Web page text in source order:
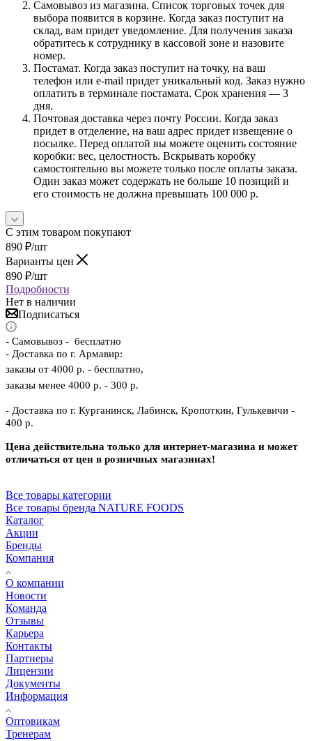
Самовывоз из магазина. Список торговых точек для
выбора появится в корзине. Когда заказ поступит на
склад, вам придет уведомление. Для получения заказа
обратитесь к сотруднику в кассовой зоне и назовите
номер.
Постамат. Когда заказ поступит на точку, на ваш
телефон или e-mail придет уникальный код. Заказ нужно
оплатить в терминале постамата. Срок хранения — 3
дня.
Почтовая доставка через почту России. Когда заказ
придет в отделение, на ваш адрес придет извещение о
посылке. Перед оплатой вы можете оценить состояние
коробки: вес, целостность. Вскрывать коробку
самостоятельно вы можете только после оплаты заказа.
Один заказ может содержать не больше 10 позиций и
его стоимость не должна превышать 100 000 р.
С этим товаром покупают
890 ₽/шт
Варианты цен
890 ₽/шт
Подробности
Нет в наличии
Подписаться
- Самовывоз - бесплатно
- Доставка по г. Армавир:
заказы от 4000 р. - бесплатно,
заказы менее 4000 р. - 300 р.
- Доставка по г. Курганинск, Лабинск, Кропоткин, Гулькевичи -
400 р.
Цена действительна только для интернет-магазина и может
отличаться от цен в розничных магазинах!
Все товары категории
Все товары бренда NATURE FOODS
Каталог
Акции
Бренды
Компания
О компании
Новости
Команда
Отзывы
Карьера
Контакты
Партнеры
Лицензии
Документы
Информация
Оптовикам
Тренерам